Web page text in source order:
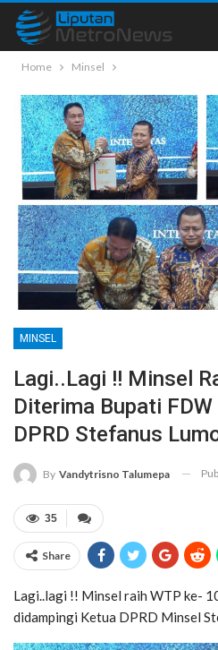
Home Minsel
MINSEL
Lagi..lagi !! Minsel
Diterima Bupati
DPRD Stefanus
By Vandytrisno Talumepa
35
Share
Lagi..lagi !! Minsel raih WTP ke-
didampingi Ketua DPRD Minsel